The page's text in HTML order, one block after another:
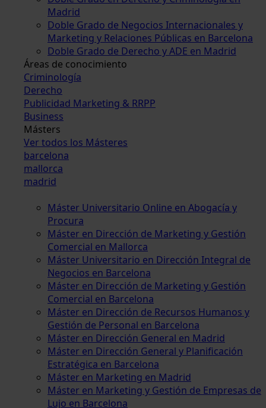
Madrid
Doble Grado de Negocios Internacionales y
Marketing y Relaciones Públicas en Barcelona
Doble Grado de Derecho y ADE en Madrid
Áreas de conocimiento
Criminología
Derecho
Publicidad Marketing & RRPP
Business
Másters
Ver todos los Másteres
barcelona
mallorca
madrid
Máster Universitario Online en Abogacía y
Procura
Máster en Dirección de Marketing y Gestión
Comercial en Mallorca
Máster Universitario en Dirección Integral de
Negocios en Barcelona
Máster en Dirección de Marketing y Gestión
Comercial en Barcelona
Máster en Dirección de Recursos Humanos y
Gestión de Personal en Barcelona
Máster en Dirección General en Madrid
Máster en Dirección General y Planificación
Estratégica en Barcelona
Máster en Marketing en Madrid
Máster en Marketing y Gestión de Empresas de
Lujo en Barcelona